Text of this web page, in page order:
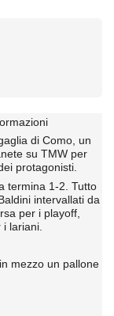
di Como, un
su TMW per
protagonisti.
termina 1-2. Tutto
intervallati da
per i playoff,
lariani.
mezzo un pallone